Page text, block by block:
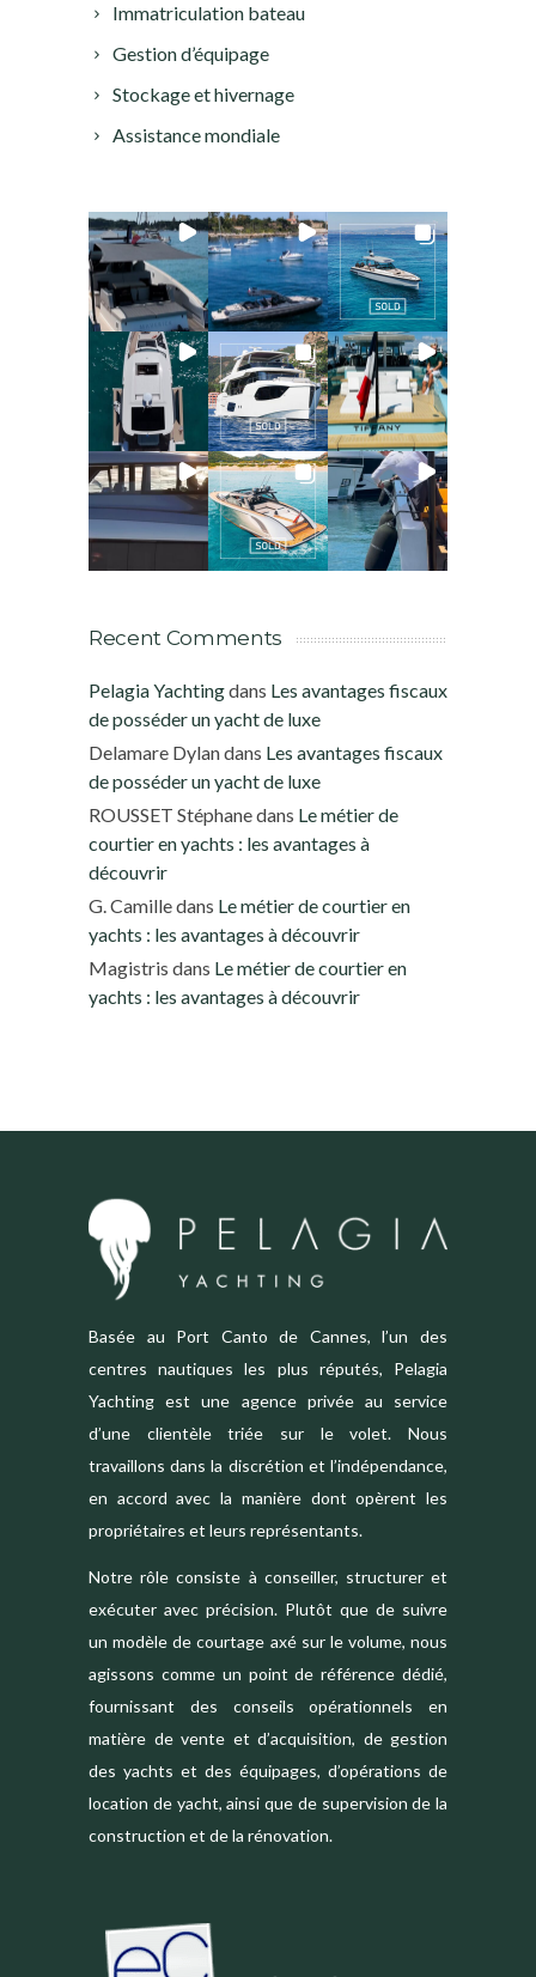
Immatriculation bateau
Gestion d’équipage
Stockage et hivernage
Assistance mondiale
Recent Comments
Pelagia Yachtingdans Les avantages fiscaux
de posséder un yacht de luxe
Delamare Dylandans Les avantages fiscaux
de posséder un yacht de luxe
ROUSSET Stéphanedans Le métier de
courtier en yachts : les avantages à
découvrir
G. Camilledans Le métier de courtier en
yachts : les avantages à découvrir
Magistris dans Le métier de courtier en
yachts : les avantages à découvrir
Basée au Port Canto de Cannes, l’un des
centres nautiques les plus réputés, Pelagia
Yachting est une agence privée au service
d’une clientèle triée sur le volet. Nous
travaillons dans la discrétion et l’indépendance,
en accord avec la manière dont opèrent les
propriétaires et leurs représentants.
Notre rôle consiste à conseiller, structurer et
exécuter avec précision. Plutôt que de suivre
un modèle de courtage axé sur le volume, nous
agissons comme un point de référence dédié,
fournissant des conseils opérationnels en
matière de vente et d’acquisition, de gestion
des yachts et des équipages, d’opérations de
location de yacht, ainsi que de supervision de la
construction et de la rénovation.